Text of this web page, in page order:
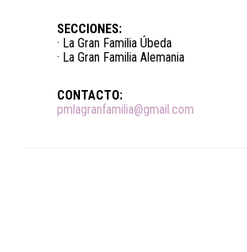
SECCIONES:
· La Gran Familia Úbeda
· La Gran Familia Alemania
CONTACTO:
pmlagranfamilia@gmail.com